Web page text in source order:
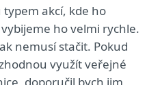
akcí, kde ho
ho velmi rychle.
nemusí stačit. Pokud
využít veřejné